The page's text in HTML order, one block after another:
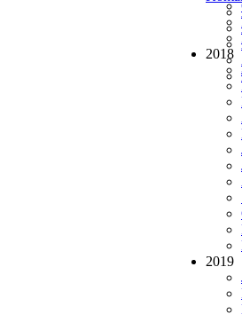
2018
2019